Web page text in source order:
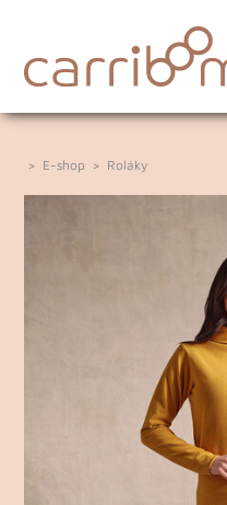
> E-shop > Roláky